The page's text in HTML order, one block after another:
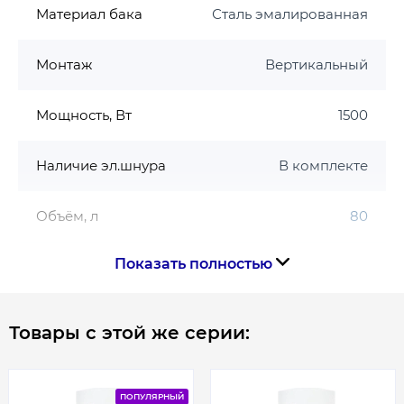
дополнительной защиты от коррозии
защита от поражения электрическим
Мощность Тена – 1500 Вт
Материал бака – эмалированная сталь.
Напряжение питания – 220В
Материал бака Сталь эмалированная
Монтаж Вертикальный
Мощность, Вт 1500
Наличие эл.шнура В комплекте
Объём, л 80
Размер подключенияПоказать полностью
Товары с этой же серии:
ПОПУЛЯРНЫЙ